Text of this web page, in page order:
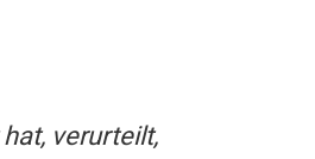
verurteilt,